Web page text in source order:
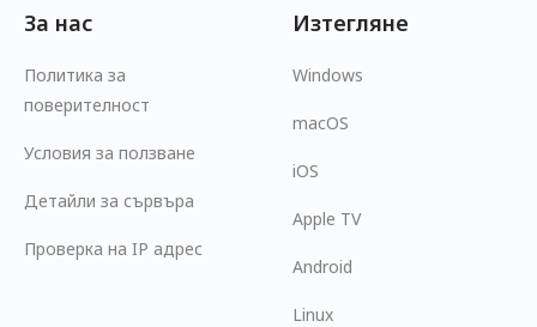
За нас
Политика за
поверителност
Условия за ползване
Детайли за сървъра
Проверка на IP адрес
Изтегляне
Windows
macOS
iOS
Apple TV
Android
Linux